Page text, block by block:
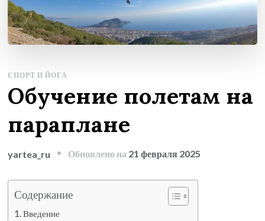
СПОРТ И ЙОГА
Обучение полетам на
параплане
yartea_ru Обновлено на 21 февраля 2025
Содержание
Введение